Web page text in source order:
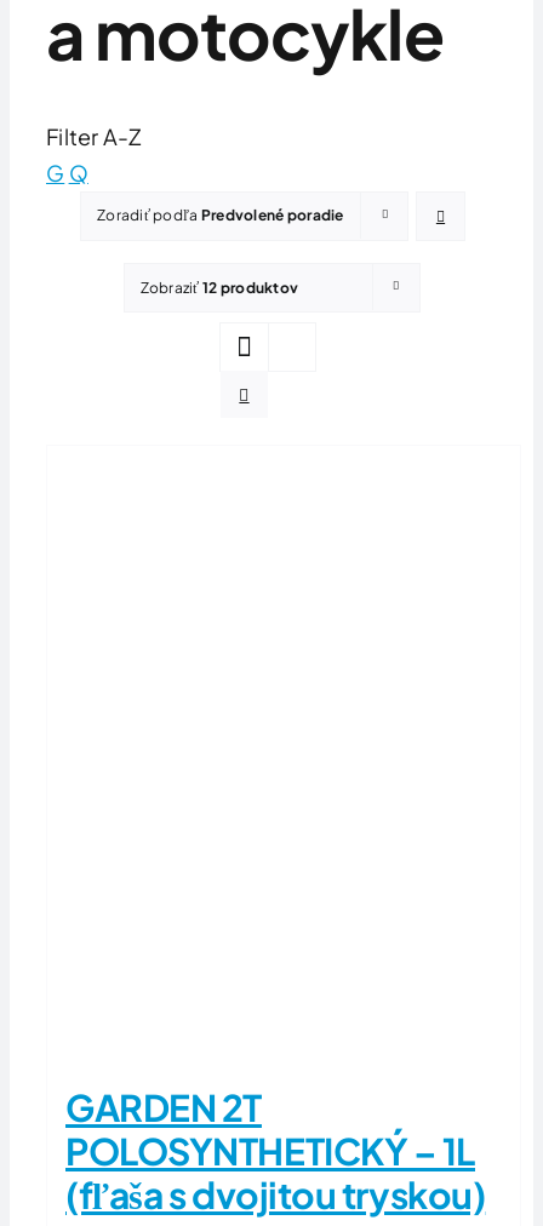
a motocykle
Filter A-Z
G Q
Zoradiť podľa Predvolené poradie
Zobraziť 12 produktov
GARDEN 2T
POLOSYNTHETICKÝ – 1L
(fľaša s dvojitou tryskou)